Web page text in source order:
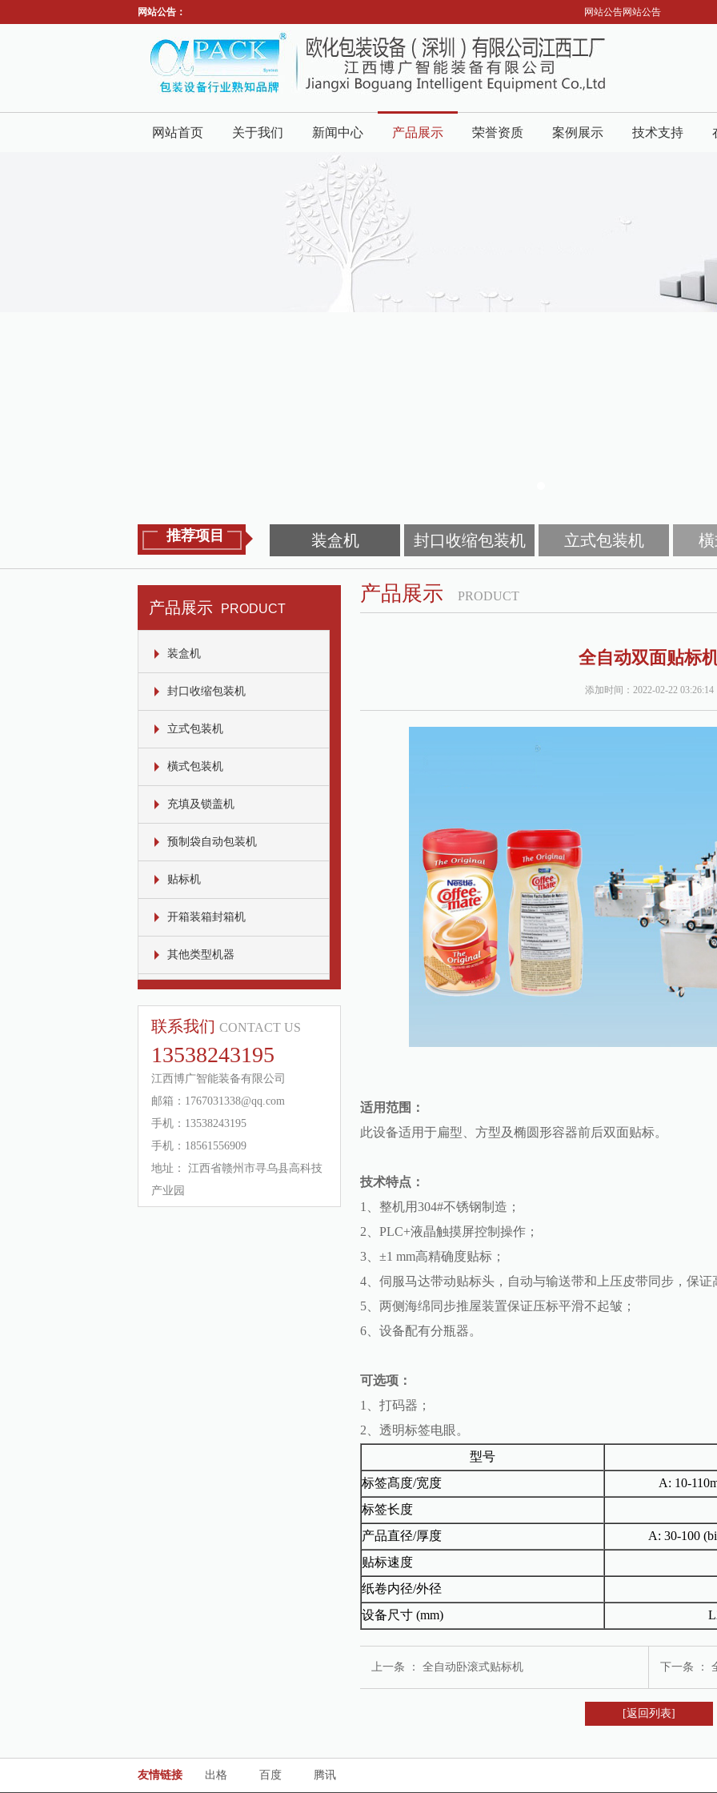
网站公告： 网站公告网站公告
网站首页 关于我们 新闻中心 产品展示 荣誉资质 案例展示 技术支持
推荐项目 装盒机 封口收缩包装机 立式包装机
产品展示 PRODUCT
装盒机
封口收缩包装机
立式包装机
橫式包装机
充填及锁盖机
预制袋自动包装机
贴标机
开箱装箱封箱机
其他类型机器
联系我们 CONTACT US
13538243195
江西博广智能装备有限公司
邮箱：1767031338@qq.com
手机：13538243195
手机：18561556909
地址： 江西省赣州市寻乌县高科技
产业园
产品展示 PRODUCT
全自动双面贴标
添加时间：2022-02-22 03:26:14
适用范围 ：
此设备适用于扁型 方型及椭圆形容器前后双面贴标。
技术特点 ：
1
整机用304#不锈钢制 造 ；
2
PLC+液晶触摸屏控制操作 ；
3
±1 mm高精确度贴标；
4
伺服马达带动贴标头，自动与输送带和上压皮带同步，保证
5
两侧海绵同步推屋装置保证压标平滑不起皱 ；
6
设备配有分瓶器。
可选项 ：
1
打码器 ；
2
透明标签电眼。
型号
标签髙度/宽度
A: 10-
标签长度
产品直径/厚度
A: 30-100
贴标速度
纸卷内径/外径
设备尺寸 (mm)
上一条 ： 全自动卧滚式贴标机 下一条 ：
[返回列表]
友情链接 出格 百度 腾讯